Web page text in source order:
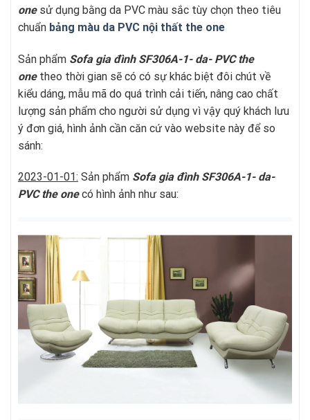
one sử dụng bằng da PVC màu sắc tùy chọn theo tiêu
chuẩn bảng màu da PVC nội thất the one
Sản phẩm Sofa gia đình SF306A-1- da- PVCthe
onetheo thời gian sẽ có có sự khác biệt đôi chút về
kiểu dáng, mẫu mã do quá trình cải tiến, nâng cao chất
lượng sản phẩm cho người sử dụng vì vậy quý khách lưu
ý đơn giá, hình ảnh cần căn cứ vào website này để so
sánh:
2023-01-01: Sản phẩm Sofa gia đình SF306A-1- da-
PVCthe onecó hình ảnh như sau: